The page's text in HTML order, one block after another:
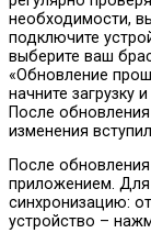
необходимости,
подключите
выберите ваш
«Обновление
начните загрузку
После
изменения
После
приложением. Для
синхронизацию:
устройство –